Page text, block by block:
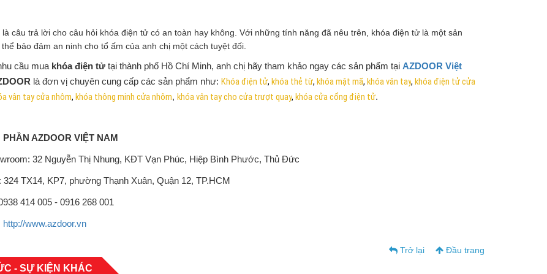
là câu trả lời cho câu hỏi khóa điện tử có an toàn hay không. Với những tính năng đã nêu trên, khóa điện tử là một sản
bảo đảm an ninh cho tổ ấm của anh chị một cách tuyệt đối.
cầu mua khóa điện tửtại thành phố Hồ Chí Minh, anh chị hãy tham khảo ngay các sản phẩm tại AZDOOR Việt
là đơn vị chuyên cung cấp các sản phẩm như: Khóa điện tử, khóa thẻ từ, khóa mật mã, khóa vân tay, khóa điện tử cửa
vân tay cửa nhôm, khóa thông minh cửa nhôm, khóa vân tay cho cửa trượt quay, khóa cửa cổng điện tử.
PHẦN AZDOOR VIỆT NAM
32 Nguyễn Thị Nhung, KĐT Vạn Phúc, Hiệp Bình Phước, Thủ Đức
TX14, KP7, phường Thạnh Xuân, Quận 12, TP.HCM
414 005 - 0916 268 001
http://www.azdoor.vn
Trở lại Đầu trang
- SỰ KIỆN KHÁC